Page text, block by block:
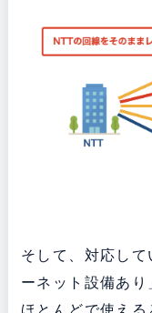
そして、対応し
ーネット設備あ
ほとんどで使える